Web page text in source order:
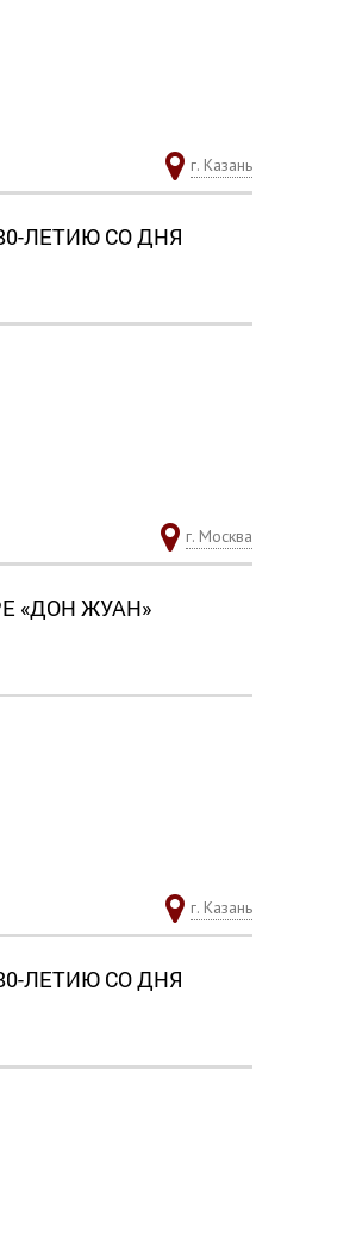
г. Казань
ЛЕТИЮ СО ДНЯ
г. Москва
«ДОН ЖУАН»
г. Казань
ЛЕТИЮ СО ДНЯ